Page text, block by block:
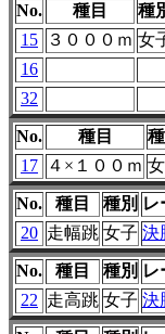
No. 種目 種
15
３０００ｍ 女
16
32
No. 種目
17
４×１００ｍ
No. 種目 種別 レ
20 走幅跳 女子 決
No. 種目 種別 レ
22 走高跳 女子 決